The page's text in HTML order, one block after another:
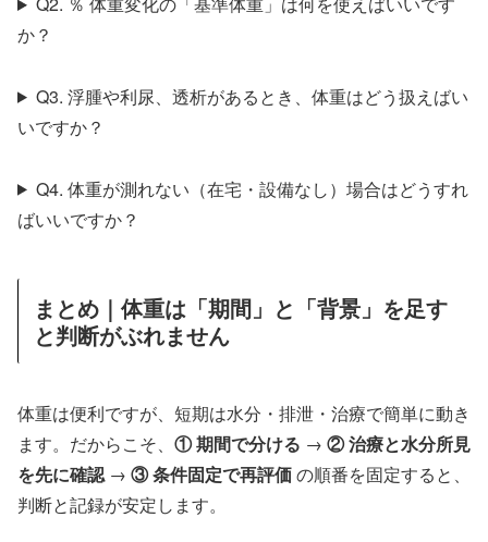
か？
Q3. 浮腫や利尿、透析があるとき、体重はどう扱えばい
いですか？
Q4. 体重が測れない（在宅・設備なし）場合はどうすれ
ばいいですか？
まとめ｜体重は「期間」と「背景」を足す
と判断がぶれません
体重は便利ですが、短期は水分・排泄・治療で簡単に動き
ます。だからこそ、 ① 期間で分ける → ② 治療と水分所見
を先に確認→ ③ 条件固定で再評価の順番を固定すると、
判断と記録が安定します。